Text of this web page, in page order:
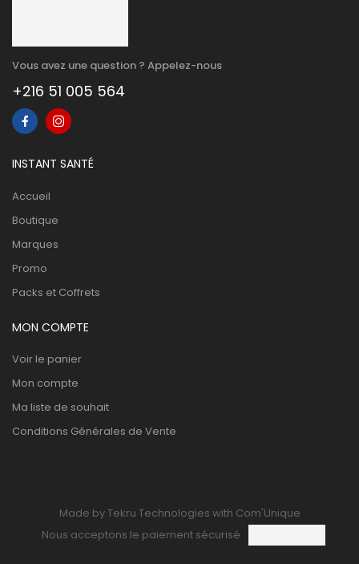
Vous avez une question ? Appelez-nous
+216 51 005 564
INSTANT SANTÉ
Accueil
Boutique
Marques
Promo
Packs et Coffrets
MON COMPTE
Voir le panier
Mon compte
Ma liste de souhait
Conditions Générales de Vente
Made by Tekru Technologies with Com'Unique
Nous acceptons le paiement sécurisé